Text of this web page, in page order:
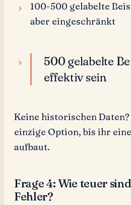
100-500 gelabelte
aber eingeschränkt
500 gelabelte
effektiv sein
Keine historischen
einzige Option, bis ihr
aufbaut.
Frage 4: Wie teuer
Fehler?